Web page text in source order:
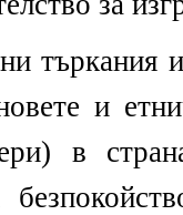
търкания
и
в